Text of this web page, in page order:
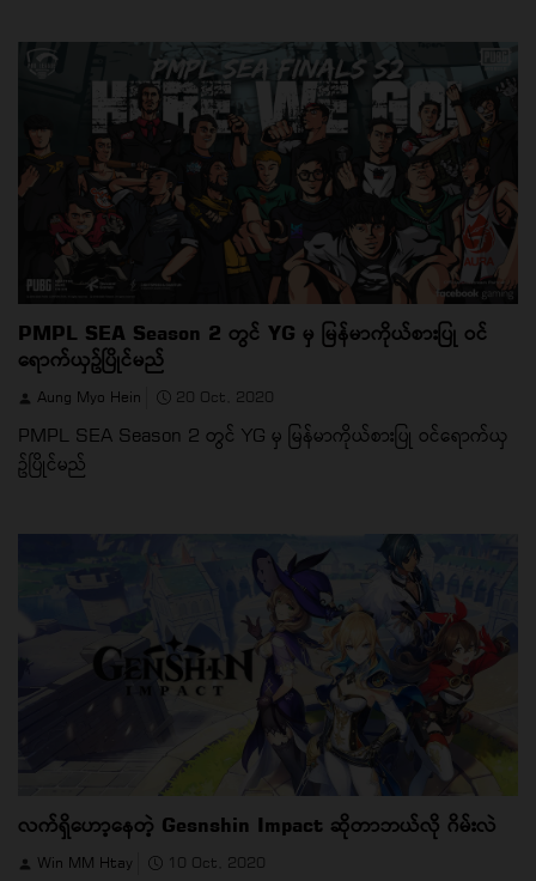
PMPL SEA Season 2 တွင် YG မှ မြန်မာကိုယ်စားပြု ဝင်
ရောက်ယှဥ်ပြိုင်မည်
Aung Myo Hein 20 Oct, 2020
PMPL SEA Season 2 တွင် YG မှ မြန်မာကိုယ်စားပြု ဝင်ရောက်ယှ
ဥ်ပြိုင်မည်
လက်ရှိဟော့နေတဲ့ Gesnshin Impact ဆိုတာဘယ်လို ဂိမ်းလဲ
Win MM Htay 10 Oct, 2020